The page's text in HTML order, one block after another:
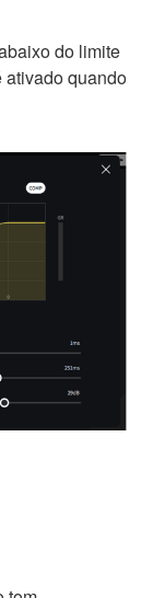
do limite
ativado quando